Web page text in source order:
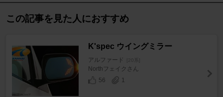
この記事を見た人におすすめ
K'spec ウイングミラー
アルファード [20系]
Northフェイクさん
56
1